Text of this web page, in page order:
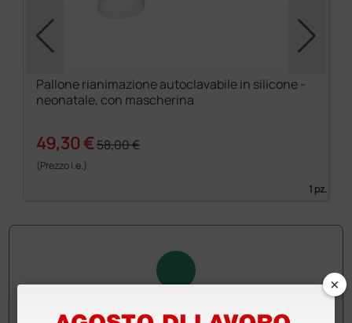
Pallone rianimazione autoclavabile in silicone -
neonatale, con mascherina
49,30 €58,00 €
(Prezzo i.e.)
1 pz.
×